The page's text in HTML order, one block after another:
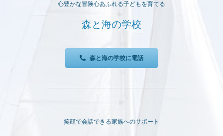
心豊かな冒険心あふれる子どもを育てる
森と海の学校
森と海の学校に電話
笑顔で会話できる家族へのサポート